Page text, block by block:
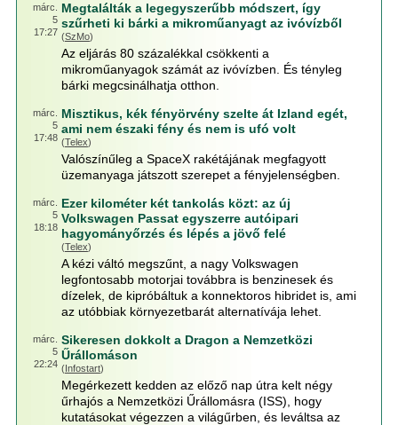
márc.
5
17:27
Megtalálták a legegyszerűbb módszert, így
szűrheti ki bárki a mikroműanyagt az ivóvízből
(SzMo)
Az eljárás 80 százalékkal csökkenti a
mikroműanyagok számát az ivóvízben. És tényleg
bárki megcsinálhatja otthon.
márc.
5
17:48
Misztikus, kék fényörvény szelte át Izland egét,
ami nem északi fény és nem is ufó volt
(Telex)
Valószínűleg a SpaceX rakétájának megfagyott
üzemanyaga játszott szerepet a fényjelenségben.
márc.
5
18:18
Ezer kilométer két tankolás közt: az új
Volkswagen Passat egyszerre autóipari
hagyományőrzés és lépés a jövő felé
(Telex)
A kézi váltó megszűnt, a nagy Volkswagen
legfontosabb motorjai továbbra is benzinesek és
dízelek, de kipróbáltuk a konnektoros hibridet is, ami
az utóbbiak környezetbarát alternatívája lehet.
márc.
5
22:24
Sikeresen dokkolt a Dragon a Nemzetközi
Űrállomáson
(Infostart)
Megérkezett kedden az előző nap útra kelt négy
űrhajós a Nemzetközi Űrállomásra (ISS), hogy
kutatásokat végezzen a világűrben, és leváltsa az